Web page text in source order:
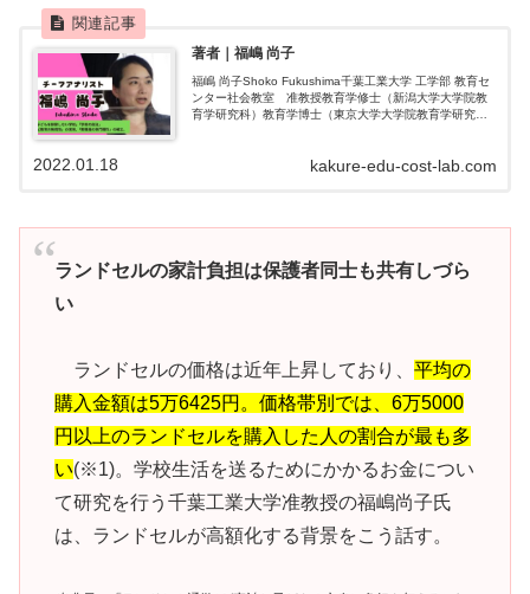
著者｜福嶋 尚子
福嶋 尚子Shoko Fukushima千葉工業大学 工学部 教育セ
ンター社会教室 准教授教育学修士（新潟大学大学院教
育学研究科）教育学博士（東京大学大学院教育学研究
kakure-edu-cost-lab.com
2022.01.18
ランドセルの家計負担は保護者同士も共有しづら
い
ランドセルの価格は近年上昇しており、 平均の
購入金額は5万6425円。価格帯別では、6万5000
円以上のランドセルを購入した人の割合が最も多
い(※1)。学校生活を送るためにかかるお金につい
て研究を行う千葉工業大学准教授の福嶋尚子氏
は、ランドセルが高額化する背景をこう話す。